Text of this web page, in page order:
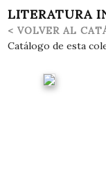
LITERATURA
< VOLVER AL
Catálogo de esta